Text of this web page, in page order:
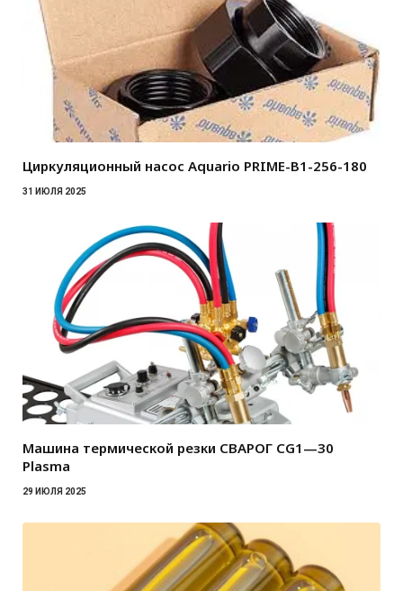
Циркуляционный насос Aquario PRIME-B1-256-180
31 ИЮЛЯ 2025
Машина термической резки СВАРОГ CG1—30
Plasma
29 ИЮЛЯ 2025